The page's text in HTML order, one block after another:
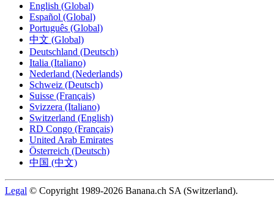
English (Global)
Español (Global)
Português (Global)
中文 (Global)
Deutschland (Deutsch)
Italia (Italiano)
Nederland (Nederlands)
Schweiz (Deutsch)
Suisse (Français)
Svizzera (Italiano)
Switzerland (English)
RD Congo (Français)
United Arab Emirates
Österreich (Deutsch)
中国 (中文)
Legal © Copyright 1989-2026 Banana.ch SA (Switzerland).